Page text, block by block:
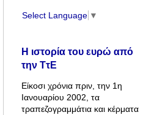
Select Language ▼
Η ιστορία του ευρώ από
την ΤτΕ
Είκοσι χρόνια πριν, την 1η
Ιανουαρίου 2002, τα
τραπεζογραμμάτια και κέρματα